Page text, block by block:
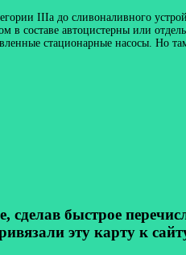
IIIa до сливоналивного
составе автоцистерны или
стационарные насосы. Но
быстрое
эту карту к